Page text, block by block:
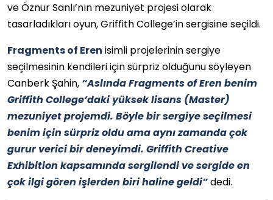
ve Öznur Sanlı’nın mezuniyet projesi olarak
tasarladıkları oyun, Griffith College’in sergisine seçildi.
Fragments of Eren isimli projelerinin sergiye
seçilmesinin kendileri için sürpriz olduğunu söyleyen
Canberk Şahin, “Aslında Fragments of Eren benim
Griffith College’daki yüksek lisans (Master)
mezuniyet projemdi. Böyle bir sergiye seçilmesi
benim için sürpriz oldu ama aynı zamanda çok
gurur verici bir deneyimdi. Griffith Creative
Exhibition kapsamında sergilendi ve sergide en
çok ilgi gören işlerden biri haline geldi”dedi.